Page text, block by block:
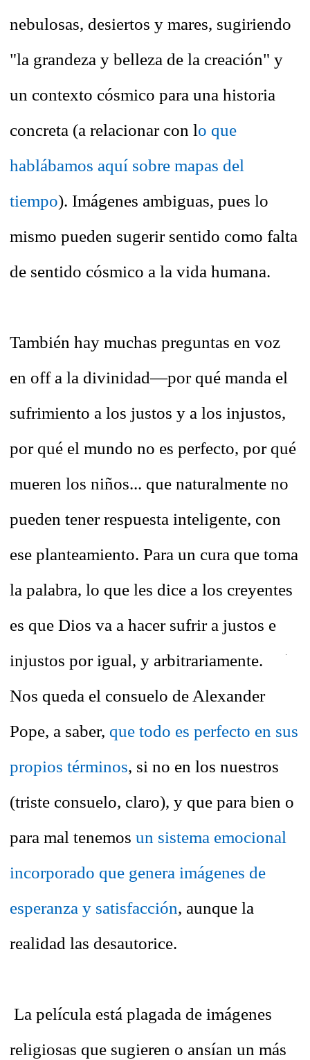
nebulosas, desiertos y mares, sugiriendo
"la grandeza y belleza de la creación" y
un contexto cósmico para una historia
concreta (a relacionar con lo que
hablábamos aquí sobre mapas del
tiempo). Imágenes ambiguas, pues lo
mismo pueden sugerir sentido como falta
de sentido cósmico a la vida humana.
También hay muchas preguntas en voz
en off a la divinidad—por qué manda el
sufrimiento a los justos y a los injustos,
por qué el mundo no es perfecto, por qué
mueren los niños... que naturalmente no
pueden tener respuesta inteligente, con
ese planteamiento. Para un cura que toma
la palabra, lo que les dice a los creyentes
es que Dios va a hacer sufrir a justos e
injustos por igual, y arbitrariamente.
Nos queda el consuelo de Alexander
Pope, a saber, que todo es perfecto en sus
propios términos, si no en los nuestros
(triste consuelo, claro), y que para bien o
para mal tenemos un sistema emocional
incorporado que genera imágenes de
esperanza y satisfacción, aunque la
realidad las desautorice.
La película está plagada de imágenes
religiosas que sugieren o ansían un más